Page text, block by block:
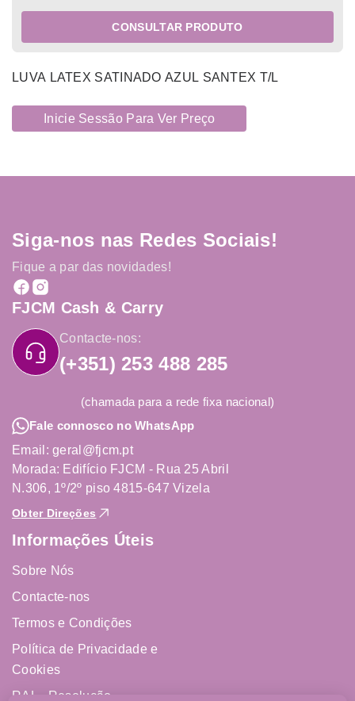
CONSULTAR PRODUTO
LUVA LATEX SATINADO AZUL SANTEX T/L
Inicie Sessão Para Ver Preço
Siga-nos nas Redes Sociais!
Fique a par das novidades!
FJCM Cash & Carry
Contacte-nos:
(+351) 253 488 285
(chamada para a rede fixa nacional)
Fale connosco no WhatsApp
Email: geral@fjcm.pt
Morada: Edifício FJCM - Rua 25 Abril
N.306, 1º/2º piso 4815-647 Vizela
Obter Direções
Informações Úteis
Sobre Nós
Contacte-nos
Termos e Condições
Política de Privacidade e
Cookies
RAL - Resolução